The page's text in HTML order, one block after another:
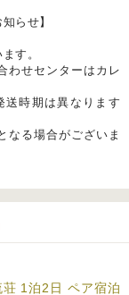
らせ】
す。
わせセンターはカレ
送時期は異なります
なる場合がございま
1泊2日 ペア宿泊